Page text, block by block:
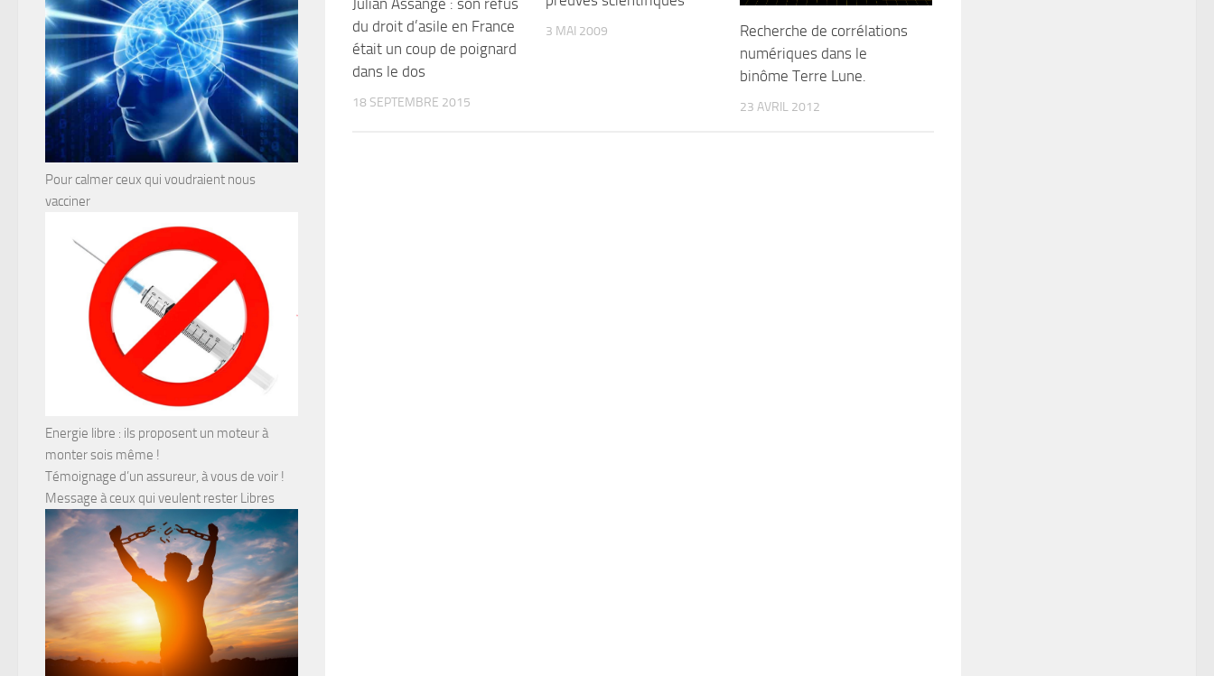
du droit d’asile en France
était un coup de poignard
dans le dos
18 SEPTEMBRE 2015
3 MAI 2009
Recherche de corrélations
numériques dans le
binôme Terre Lune.
23 AVRIL 2012
Pour calmer ceux qui voudraient nous
vacciner
Energie libre : ils proposent un moteur à
monter sois même !
Témoignage d’un assureur, à vous de voir !
Message à ceux qui veulent rester Libres